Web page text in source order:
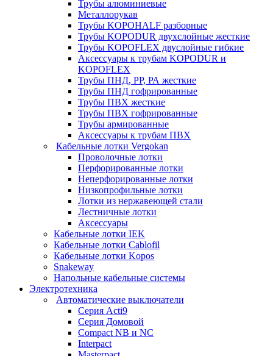
Трубы алюминиевые
Металлорукав
Трубы KOPOHALF разборные
Трубы KOPODUR двухслойные жесткие
Трубы KOPOFLEX двуслойные гибкие
Аксессуары к трубам KOPODUR и
KOPOFLEX
Трубы ПНД, РР, РА жесткие
Трубы ПНД гофрированные
Трубы ПВХ жесткие
Трубы ПВХ гофрированные
Трубы армированные
Аксессуары к трубам ПВХ
Кабельные лотки Vergokan
Проволочные лотки
Перфорированные лотки
Неперфорированные лотки
Низкопрофильные лотки
Лотки из нержавеющей стали
Лестничные лотки
Аксессуары
Кабельные лотки IEK
Кабельные лотки Cablofil
Кабельные лотки Kopos
Snakeway
Напольные кабельные системы
Электротехника
Автоматические выключатели
Серия Acti9
Серия Домовой
Compact NB и NC
Interpact